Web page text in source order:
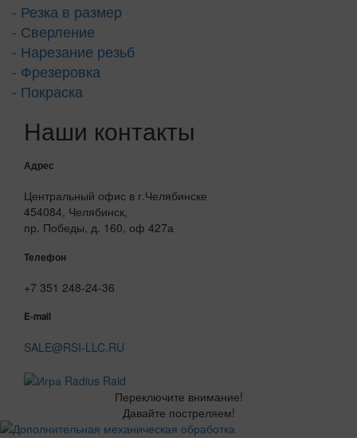
- Резка в размер
- Сверление
- Нарезание резьб
- Фрезеровка
- Покраска
Наши контакты
Адрес
Центральный офис в г.Челябинске
454084, Челябинск,
пр. Победы, д. 160, оф 427а
Телефон
+7 351 248-24-36
E-mail
SALE@RSI-LLC.RU
Переключите внимание!
Давайте постреляем!